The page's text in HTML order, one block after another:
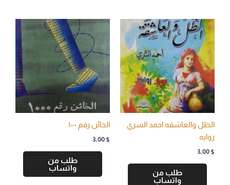
الظل والعاشقه احمد السري
روايه
3,00 $
طلب من
واتساب
الخائن رقم ۱۰۰۰
3,00 $
طلب من
واتساب